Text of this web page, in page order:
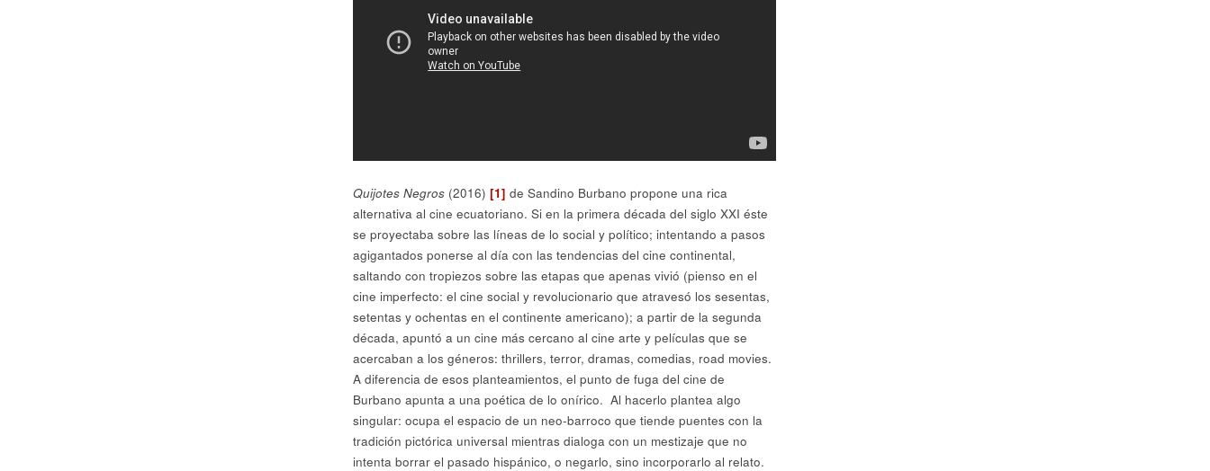
Quijotes Negros (2016) [1] de Sandino Burbano propone una rica
alternativa al cine ecuatoriano. Si en la primera década del siglo XXI éste
se proyectaba sobre las líneas de lo social y político; intentando a pasos
agigantados ponerse al día con las tendencias del cine continental,
saltando con tropiezos sobre las etapas que apenas vivió (pienso en el
cine imperfecto: el cine social y revolucionario que atravesó los sesentas,
setentas y ochentas en el continente americano); a partir de la segunda
década, apuntó a un cine más cercano al cine arte y películas que se
acercaban a los géneros: thrillers, terror, dramas, comedias, road movies.
A diferencia de esos planteamientos, el punto de fuga del cine de
Burbano apunta a una poética de lo onírico. Al hacerlo plantea algo
singular: ocupa el espacio de un neo-barroco que tiende puentes con la
tradición pictórica universal mientras dialoga con un mestizaje que no
intenta borrar el pasado hispánico, o negarlo, sino incorporarlo al relato.